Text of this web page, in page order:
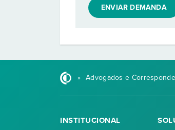
ENVIAR DEMANDA
» Advogados e
INSTITUCIONAL